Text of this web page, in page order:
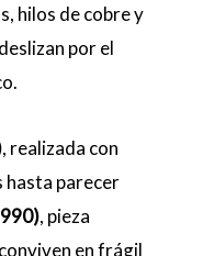
hilos de cobre y
por el
, realizada con
hasta parecer
, pieza
en frágil